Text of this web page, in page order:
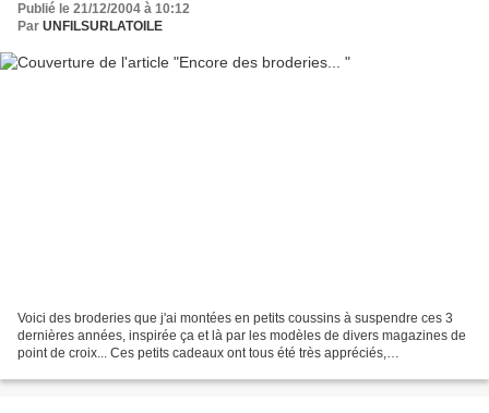
Publié le 21/12/2004 à 10:12
Par UNFILSURLATOILE
Voici des broderies que j'ai montées en petits coussins à suspendre ces 3
dernières années, inspirée ça et là par les modèles de divers magazines de
point de croix... Ces petits cadeaux ont tous été très appréciés,